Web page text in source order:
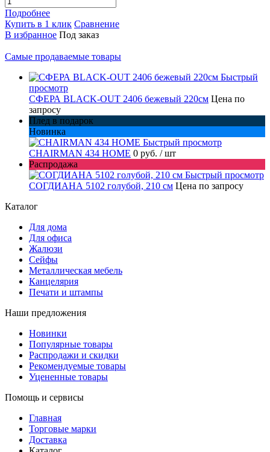
Подробнее
Купить в 1 клик Сравнение
В избранное Под заказ
Самые продаваемые товары
Быстрый
просмотр
СФЕРА BLACK-OUT 2406 бежевый 220см Цена по
запросу
Плед в подарок
Новинка
Быстрый просмотр
CHAIRMAN 434 HOME 0 руб. / шт
Распродажа
Быстрый просмотр
СОГДИАНА 5102 голубой, 210 см Цена по запросу
Каталог
Для дома
Для офиса
Жалюзи
Сейфы
Металлическая мебель
Канцелярия
Печати и штампы
Наши предложения
Новинки
Популярные товары
Распродажи и скидки
Рекомендуемые товары
Уцененные товары
Помощь и сервисы
Главная
Торговые марки
Доставка